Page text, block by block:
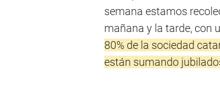
semana estamos
mañana y la tarde, con
80% de la sociedad
están sumando